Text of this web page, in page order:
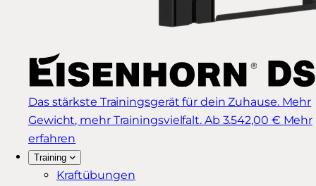
Das stärkste Trainingsgerät für dein Zuhause. Mehr
Gewicht, mehr Trainingsvielfalt. Ab 3.542,00 € Mehr
erfahren
Training
Kraftübungen